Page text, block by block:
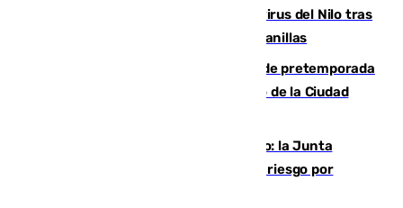
Málaga refuerza la vigilancia por el virus del Nilo tras
detectar un mosquito positivo en Campanillas
Málaga-Ceuta: cuarto compromiso de pretemporada
de los blanquiazules en busca del Trofeo de la Ciudad
Málaga, en alerta por el virus del Nilo: la Junta
decreta Campanillas como zona de alto riesgo por